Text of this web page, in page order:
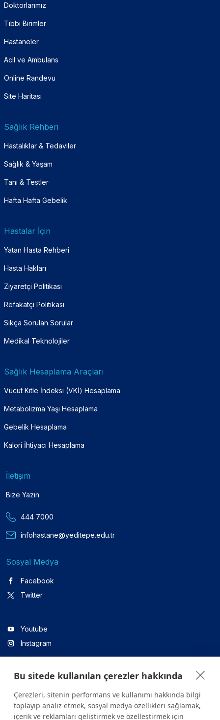
Doktorlarımız
Tıbbi Birimler
Hastaneler
Acil ve Ambulans
Online Randevu
Site Haritası
Sağlık Rehberi
Hastalıklar & Tedaviler
Sağlık & Yaşam
Tanı & Testler
Hafta Hafta Gebelik
Hastalar İçin
Yatan Hasta Rehberi
Hasta Hakları
Ziyaretçi Politikası
Refakatçi Politikası
Sıkça Sorulan Sorular
Medikal Teknolojiler
Sağlık Hesaplama Araçları
Vücut Kitle İndeksi (VKİ) Hesaplama
Metabolizma Yaşı Hesaplama
Gebelik Hesaplama
Kalori İhtiyacı Hesaplama
İletişim
Bize Yazın
444 7000
infohastane@yeditepe.edu.tr
Sosyal Medya
Facebook
Twitter
Youtube
Instagram
Linkedin
Bu sitede kullanılan çerezler hakkında
Çerezleri, sitenin performans ve kullanımı hakkında bilgi
toplayıp analiz etmek, sosyal medya özellikleri sağlamak,
içerik ve reklamları geliştirmek ve özelleştirmek için